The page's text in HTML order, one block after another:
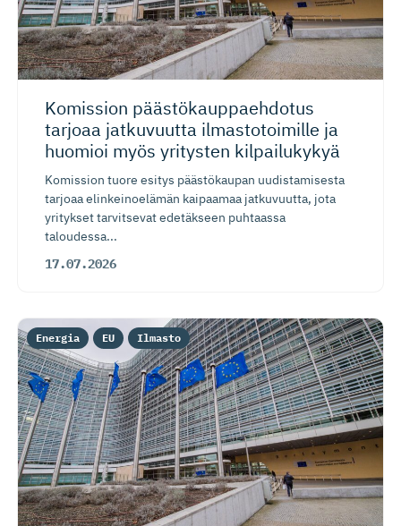
Komission päästökaup­paehdotus
tarjoaa jatkuvuutta ilmastotoimille ja
huomioi myös yritysten kilpailukykyä
Komission tuore esitys päästökaupan uudistamisesta
tarjoaa elinkeinoelämän kaipaamaa jatkuvuutta, jota
yritykset tarvitsevat edetäkseen puhtaassa
taloudessa...
17.07.2026
Energia EU Ilmasto